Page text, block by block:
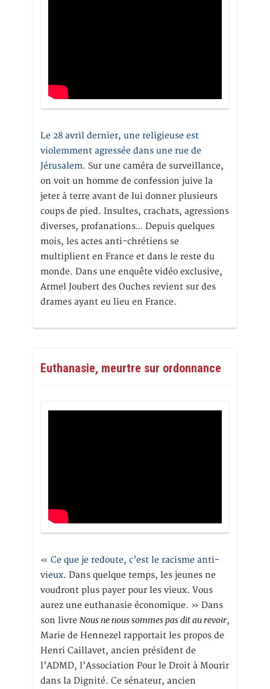
Le 28 avril dernier, une religieuse est
violemment agressée dans une rue de
Jérusalem. Sur une caméra de surveillance,
on voit un homme de confession juive la
jeter à terre avant de lui donner plusieurs
coups de pied. Insultes, crachats, agressions
diverses, profanations… Depuis quelques
mois, les actes anti-chrétiens se
multiplient en France et dans le reste du
monde. Dans une enquête vidéo exclusive,
Armel Joubert des Ouches revient sur des
drames ayant eu lieu en France.
Euthanasie, meurtre sur ordonnance
« Ce que je redoute, c’est le racisme anti-
vieux. Dans quelque temps, les jeunes ne
voudront plus payer pour les vieux. Vous
aurez une euthanasie économique. » Dans
son livre Nous ne nous sommes pas dit au revoir,
Marie de Hennezel rapportait les propos de
Henri Caillavet, ancien président de
l’ADMD, l’Association Pour le Droit à Mourir
dans la Dignité. Ce sénateur, ancien